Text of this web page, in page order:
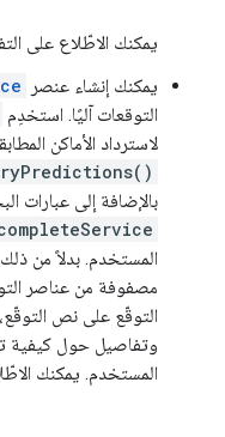
يمكنك الاطّلاع على
يمكنك إنشاء عنصر
التوقعات آليًا. استخدِم
لاسترداد الأماكن
بالإضافة إلى عبارات
المستخدم. بدلاً من
مصفوفة من عناصر
التوقّع على نص
وتفاصيل حول كيفية
المستخدم. يمكنك